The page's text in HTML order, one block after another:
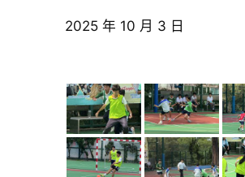
學生作品
榮譽榜
2025 年 10 月 3 日